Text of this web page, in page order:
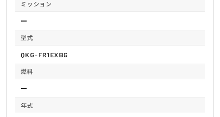
ミッション
ー
型式
QKG-FR1EXBG
燃料
ー
年式